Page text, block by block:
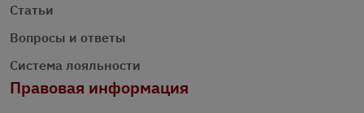
Статьи
Вопросы и ответы
Система лояльности
Правовая информация